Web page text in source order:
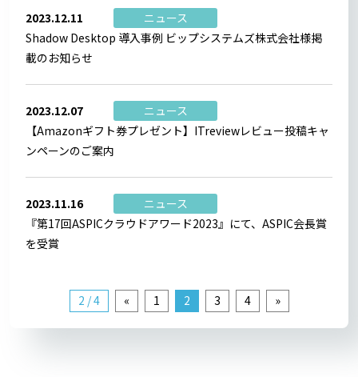
2023.12.11
ニュース
Shadow Desktop 導入事例 ビップシステムズ株式会社様掲
載のお知らせ
2023.12.07
ニュース
【Amazonギフト券プレゼント】ITreviewレビュー投稿キャ
ンペーンのご案内
2023.11.16
ニュース
『第17回ASPICクラウドアワード2023』にて、ASPIC会長賞
を受賞
2 / 4 « 1 2 3 4 »